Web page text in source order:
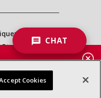
avec nous :
générales
CHAT
Cookies